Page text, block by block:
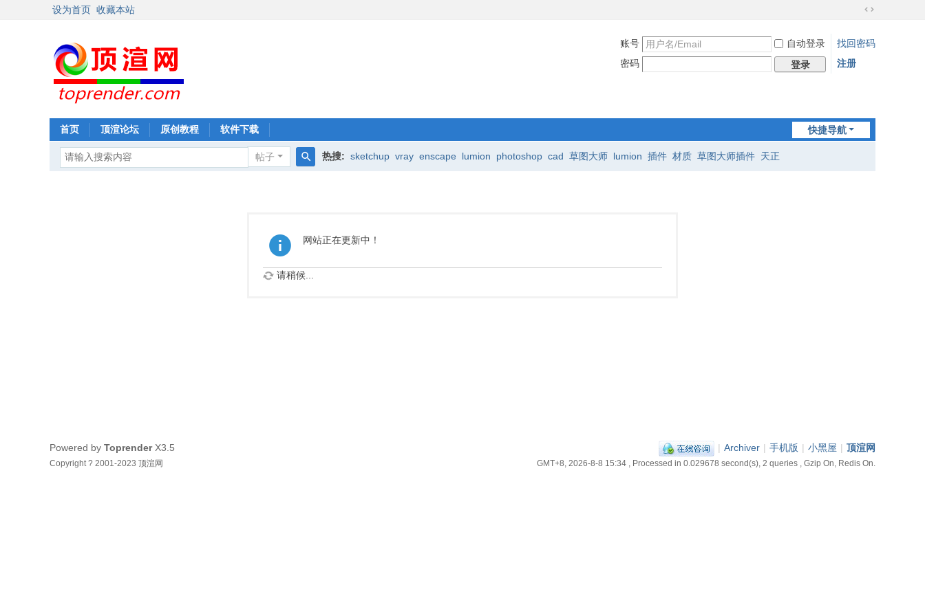
设为首页 收藏本站
到
账号 自动登录
找回密码
密码
登录 注册
快捷导航
首页 顶渲论坛 原创教程 软件下载
帖子 热搜: sketchup vray enscape lumion photoshop cad 草图大师 lumion 插件 材质 草图大师插件 天正
网站正在更新中！
请稍候...
| Archiver | 手机版 | 小黑屋 | 顶渲网
GMT+8, 2026-8-8 15:34 , Processed in 0.029678 second(s), 2 queries , Gzip On, Redis On.
Powered by Toprender X3.5
Copyright ? 2001-2023 顶渲网